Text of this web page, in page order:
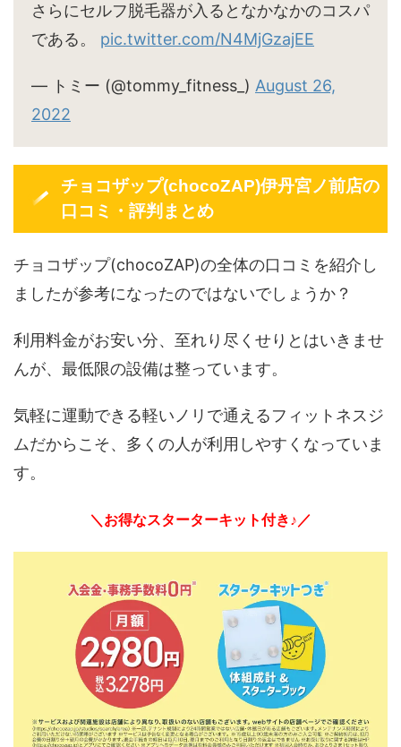
さらにセルフ脱毛器が入るとなかなかのコスパ
である。 pic.twitter.com/N4MjGzajEE
— トミー (@tommy_fitness_) August 26,
2022
チョコザップ(chocoZAP)伊丹宮ノ前店の
口コミ・評判まとめ
チョコザップ(chocoZAP)の全体の口コミを紹介し
ましたが参考になったのではないでしょうか？
利用料金がお安い分、至れり尽くせりとはいきませ
んが、最低限の設備は整っています。
気軽に運動できる軽いノリで通えるフィットネスジ
ムだからこそ、多くの人が利用しやすくなっていま
す。
＼お得なスターターキット付き♪／